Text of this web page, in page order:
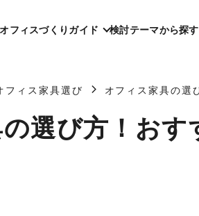
オフィスづくりガイド 検討テーマから探す
フィス家具選び オフィス家具の選
選び方！お